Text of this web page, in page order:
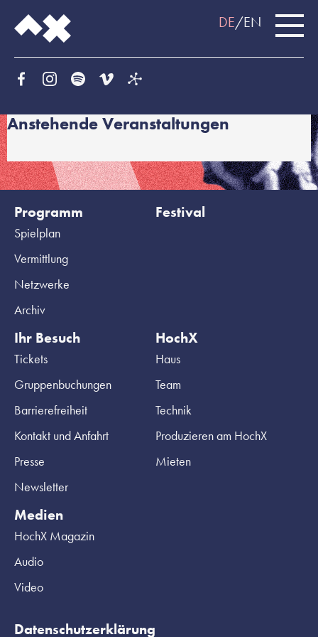
DE EN
Anstehende Veranstaltungen
Programm
Spielplan
Vermittlung
Netzwerke
Archiv
Festival
Ihr Besuch
Tickets
Gruppenbuchungen
Barrierefreiheit
Kontakt und Anfahrt
Presse
Newsletter
HochX
Haus
Team
Technik
Produzieren am HochX
Mieten
Medien
HochX Magazin
Audio
Video
Datenschutzerklärung